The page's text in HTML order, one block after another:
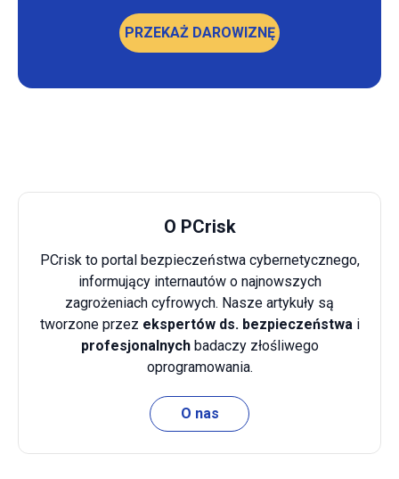
PRZEKAŻ DAROWIZNĘ
O PCrisk
PCrisk to portal bezpieczeństwa cybernetycznego,
informujący internautów o najnowszych
zagrożeniach cyfrowych. Nasze artykuły są
tworzone przez ekspertów ds. bezpieczeństwai
profesjonalnychbadaczy złośliwego
oprogramowania.
O nas